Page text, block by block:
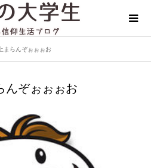
まらんぞぉぉぉお
んぞぉぉぉお